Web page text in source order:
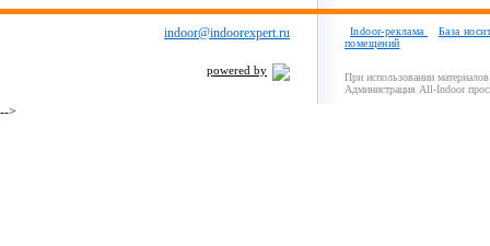
indoor@indoorexpert.ru
powered by
Indoor-реклама
База
помещений
При использовании
Администрация All-Indoor
-->